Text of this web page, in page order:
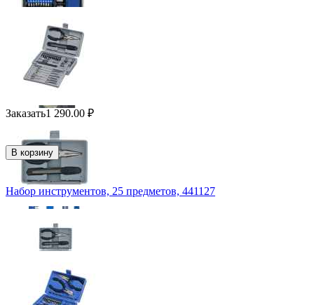
Заказать1 290.00 ₽
В корзину
Набор инструментов, 25 предметов, 441127